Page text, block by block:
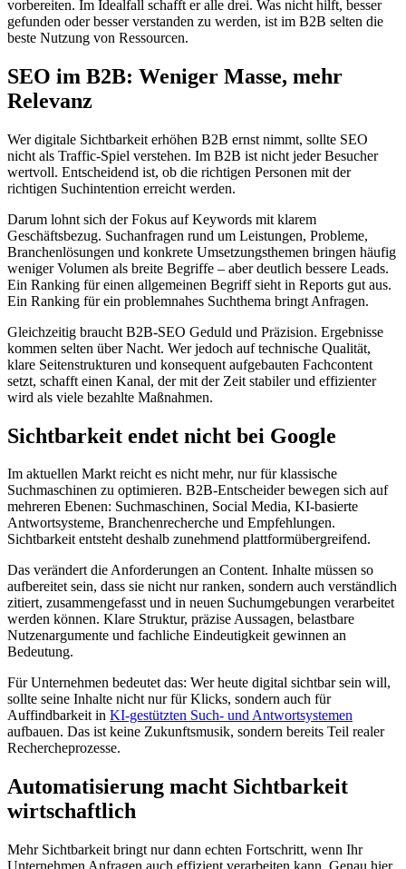
vorbereiten. Im Idealfall schafft er alle drei. Was nicht hilft, besser
gefunden oder besser verstanden zu werden, ist im B2B selten die
beste Nutzung von Ressourcen.
SEO im B2B: Weniger Masse, mehr
Relevanz
Wer digitale Sichtbarkeit erhöhen B2B ernst nimmt, sollte SEO
nicht als Traffic-Spiel verstehen. Im B2B ist nicht jeder Besucher
wertvoll. Entscheidend ist, ob die richtigen Personen mit der
richtigen Suchintention erreicht werden.
Darum lohnt sich der Fokus auf Keywords mit klarem
Geschäftsbezug. Suchanfragen rund um Leistungen, Probleme,
Branchenlösungen und konkrete Umsetzungsthemen bringen häufig
weniger Volumen als breite Begriffe – aber deutlich bessere Leads.
Ein Ranking für einen allgemeinen Begriff sieht in Reports gut aus.
Ein Ranking für ein problemnahes Suchthema bringt Anfragen.
Gleichzeitig braucht B2B-SEO Geduld und Präzision. Ergebnisse
kommen selten über Nacht. Wer jedoch auf technische Qualität,
klare Seitenstrukturen und konsequent aufgebauten Fachcontent
setzt, schafft einen Kanal, der mit der Zeit stabiler und effizienter
wird als viele bezahlte Maßnahmen.
Sichtbarkeit endet nicht bei Google
Im aktuellen Markt reicht es nicht mehr, nur für klassische
Suchmaschinen zu optimieren. B2B-Entscheider bewegen sich auf
mehreren Ebenen: Suchmaschinen, Social Media, KI-basierte
Antwortsysteme, Branchenrecherche und Empfehlungen.
Sichtbarkeit entsteht deshalb zunehmend plattformübergreifend.
Das verändert die Anforderungen an Content. Inhalte müssen so
aufbereitet sein, dass sie nicht nur ranken, sondern auch verständlich
zitiert, zusammengefasst und in neuen Suchumgebungen verarbeitet
werden können. Klare Struktur, präzise Aussagen, belastbare
Nutzenargumente und fachliche Eindeutigkeit gewinnen an
Bedeutung.
Für Unternehmen bedeutet das: Wer heute digital sichtbar sein will,
sollte seine Inhalte nicht nur für Klicks, sondern auch für
Auffindbarkeit in KI-gestützten Such- und Antwortsystemen
aufbauen. Das ist keine Zukunftsmusik, sondern bereits Teil realer
Rechercheprozesse.
Automatisierung macht Sichtbarkeit
wirtschaftlich
Mehr Sichtbarkeit bringt nur dann echten Fortschritt, wenn Ihr